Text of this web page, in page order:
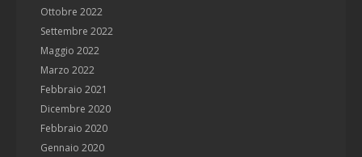
Ottobre 2022
Settembre 2022
Maggio 2022
Marzo 2022
Febbraio 2021
Dicembre 2020
Febbraio 2020
Gennaio 2020